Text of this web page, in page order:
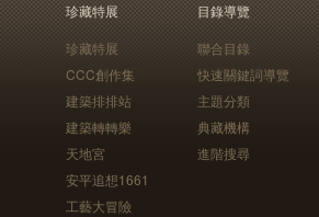
珍藏特展
珍藏特展
CCC創作集
建築排排站
建築轉轉樂
天地宮
安平追想1661
工藝大冒險
目錄導覽
聯合目錄
快速關鍵詞導覽
主題分類
典藏機構
進階搜尋